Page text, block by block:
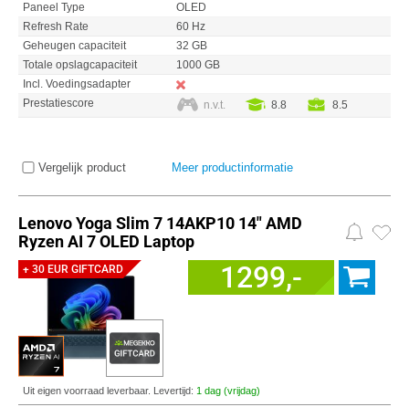
Paneel Type
OLED
Refresh Rate
60 Hz
Geheugen capaciteit
32 GB
Totale opslagcapaciteit
1000 GB
Incl. Voedingsadapter
Prestatiescore
n.v.t. 8.8 8.5
Vergelijk product Meer productinformatie
Lenovo Yoga Slim 7 14AKP10 14" AMD
Ryzen AI 7 OLED Laptop
+ 30 EUR GIFTCARD 1299,-
Uit eigen voorraad leverbaar. Levertijd: 1 dag (vrijdag)